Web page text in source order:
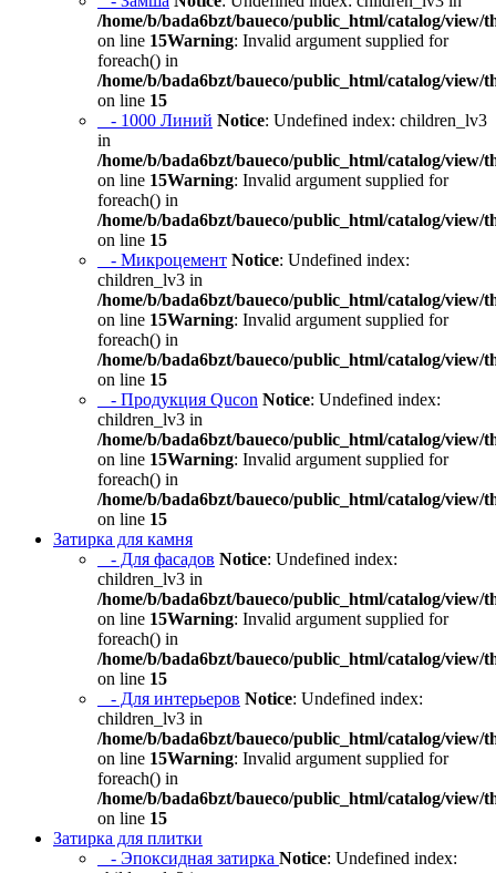
/home/b/bada6bzt/baueco/public_html/catalog/view/
on line 15Warning: Invalid argument supplied for
foreach() in
/home/b/bada6bzt/baueco/public_html/catalog/view/
on line 15
- 1000 Линий Notice: Undefined index: children_lv3
in
/home/b/bada6bzt/baueco/public_html/catalog/view/
on line 15Warning: Invalid argument supplied for
foreach() in
/home/b/bada6bzt/baueco/public_html/catalog/view/
on line 15
- Микроцемент Notice: Undefined index:
children_lv3 in
/home/b/bada6bzt/baueco/public_html/catalog/view/
on line 15Warning: Invalid argument supplied for
foreach() in
/home/b/bada6bzt/baueco/public_html/catalog/view/
on line 15
- Продукция Qucon Notice: Undefined index:
children_lv3 in
/home/b/bada6bzt/baueco/public_html/catalog/view/
on line 15Warning: Invalid argument supplied for
foreach() in
/home/b/bada6bzt/baueco/public_html/catalog/view/
on line 15
Затирка для камня
- Для фасадов Notice: Undefined index:
children_lv3 in
/home/b/bada6bzt/baueco/public_html/catalog/view/
on line 15Warning: Invalid argument supplied for
foreach() in
/home/b/bada6bzt/baueco/public_html/catalog/view/
on line 15
- Для интерьеров Notice: Undefined index:
children_lv3 in
/home/b/bada6bzt/baueco/public_html/catalog/view/
on line 15Warning: Invalid argument supplied for
foreach() in
/home/b/bada6bzt/baueco/public_html/catalog/view/
on line 15
Затирка для плитки
- Эпоксидная затирка Notice: Undefined index: